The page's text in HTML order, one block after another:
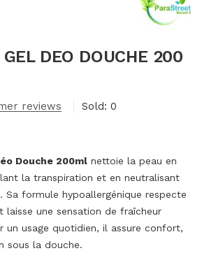
DEO DOUCHE 200
reviews Sold: 0
Douche 200ml nettoie la peau en
la transpiration et en neutralisant
Sa formule hypoallergénique respecte
laisse une sensation de fraîcheur
un usage quotidien, il assure confort,
sous la douche.